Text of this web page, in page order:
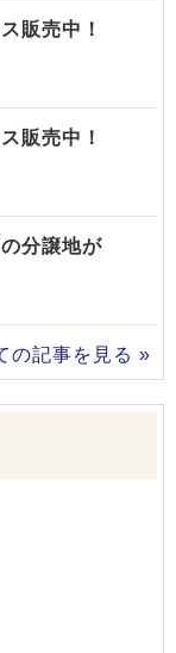
販売中！
販売中！
分譲地が
の記事を見る »